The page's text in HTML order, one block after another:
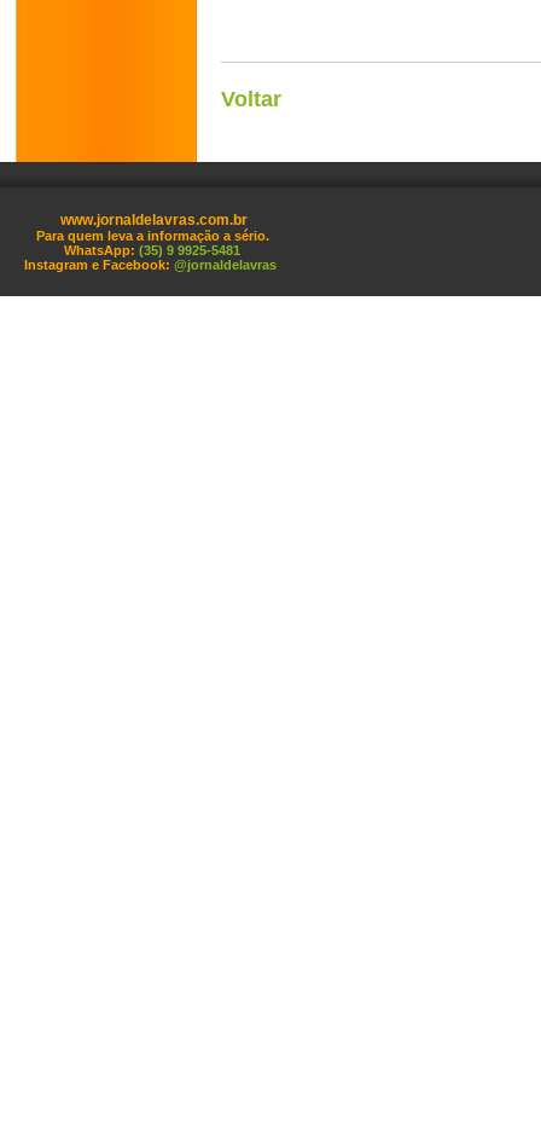
Voltar
www.jornaldelavras.com.br
Para quem leva a informação a sério.
WhatsApp: (35) 9 9925-5481
Instagram e Facebook: @jornaldelavras